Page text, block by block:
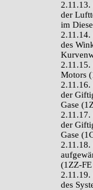
2.11.13.
der
im
2.11.14.
des
2.11.15.
Motors
2.11.16.
der
Gase
2.11.17.
der
Gase
2.11.18.
(1ZZ-
2.11.19.
des